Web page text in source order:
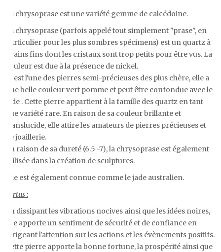
La chrysoprase est une variété gemme de calcédoine.
La chrysoprase (parfois appelé tout simplement "prase", en
particulier pour les plus sombres spécimens) est un quartz à
grains fins dont les cristaux sont trop petits pour être vus. La
couleur est due à la présence de nickel.
C' est l'une des pierres semi-précieuses des plus chère, elle a
une belle couleur vert pomme et peut être confondue avec le
jade . Cette pierre appartient à la famille des quartz en tant
que variété rare. En raison de sa couleur brillante et
translucide, elle attire les amateurs de pierres précieuses et
de joaillerie.
En raison de sa dureté (6.5 -7), la chrysoprase est également
utilisée dans la création de sculptures.
Elle est également connue comme le jade australien.
Vertus :
En dissipant les vibrations nocives ainsi que les idées noires,
elle apporte un sentiment de sécurité et de confiance en
dirigeant l'attention sur les actions et les évènements positifs.
Cette pierre apporte la bonne fortune, la prospérité ainsi que